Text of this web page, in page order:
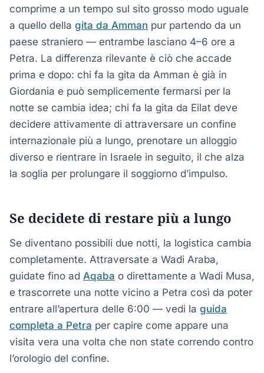
comprime a un tempo sul sito grosso modo uguale
a quello della gita da Amman pur partendo da un
paese straniero — entrambe lasciano 4–6 ore a
Petra. La differenza rilevante è ciò che accade
prima e dopo: chi fa la gita da Amman è già in
Giordania e può semplicemente fermarsi per la
notte se cambia idea; chi fa la gita da Eilat deve
decidere attivamente di attraversare un confine
internazionale più a lungo, prenotare un alloggio
diverso e rientrare in Israele in seguito, il che alza
la soglia per prolungare il soggiorno d’impulso.
Se decidete di restare più a lungo
Se diventano possibili due notti, la logistica cambia
completamente. Attraversate a Wadi Araba,
guidate fino ad Aqaba o direttamente a Wadi Musa,
e trascorrete una notte vicino a Petra così da poter
entrare all’apertura delle 6:00 — vedi la guida
completa a Petra per capire come appare una
visita vera una volta che non state correndo contro
l’orologio del confine.